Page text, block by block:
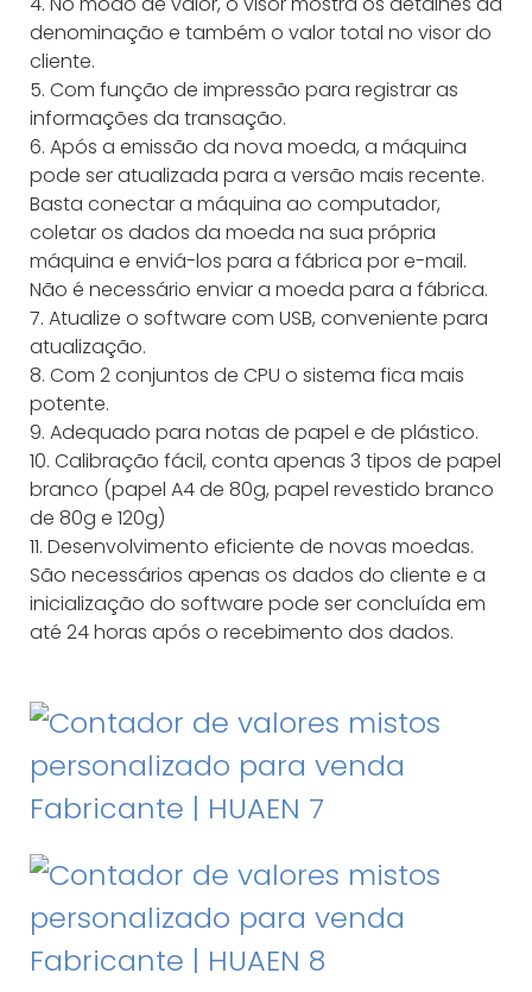
denominação e também o valor total no visor do
cliente.
5. Com função de impressão para registrar as
informações da transação.
6. Após a emissão da nova moeda, a máquina
pode ser atualizada para a versão mais recente.
Basta conectar a máquina ao computador,
coletar os dados da moeda na sua própria
máquina e enviá-los para a fábrica por e-mail.
Não é necessário enviar a moeda para a fábrica.
7. Atualize o software com USB, conveniente para
atualização.
8. Com 2 conjuntos de CPU o sistema fica mais
potente.
9. Adequado para notas de papel e de plástico.
10. Calibração fácil, conta apenas 3 tipos de papel
branco (papel A4 de 80g, papel revestido branco
de 80g e 120g)
11. Desenvolvimento eficiente de novas moedas.
São necessários apenas os dados do cliente e a
inicialização do software pode ser concluída em
até 24 horas após o recebimento dos dados.